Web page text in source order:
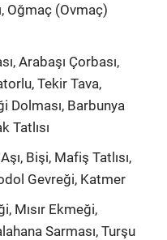
Oğmaç (Ovmaç)
Arabaşı Çorbası,
Tekir Tava,
Dolması, Barbunya
Tatlısı
Bişi, Mafiş Tatlısı,
Gevreği, Katmer
Mısır Ekmeği,
Sarması, Turşu